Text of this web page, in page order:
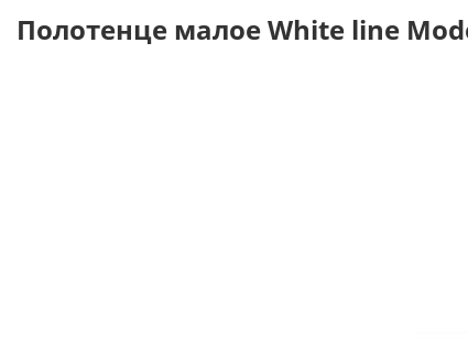
Кисти
Полотенце малое White line